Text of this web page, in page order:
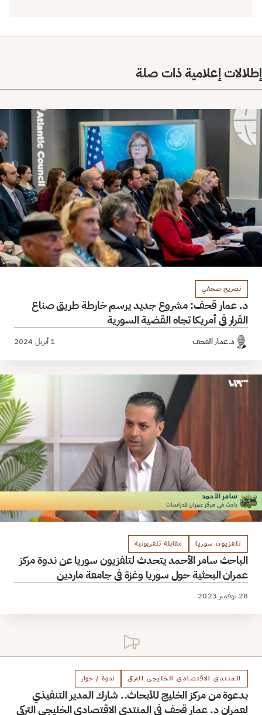
إعلامية ذات صلة
تصريح صحفي
عمار قحف: مشروع جديد يرسم خارطة طريق صناع
في أمريكا تجاه القضية السورية
د.عمار القحف
تلفزيون سوريا مقابلة تلفزيونية
سامر الأحمد يتحدث لتلفزيون سوريا عن ندوة مركز
البحثية حول سوريا وغزة في جامعة ماردين
المنتدى الاقتصادي الخليجي التركي ندوة / حوار
من مركز الخليج للأبحاث.. شارك المدير التنفيذي
د. عمار قحف في المنتدى الاقتصادي الخليجي التركي